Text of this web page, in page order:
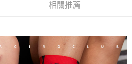
買商品或服務，並由商店將買賣／分期付款
約使用本公司帳單繳交帳款。
所需資料之確認、核對及更正。
下連結：
https://oppay.tw/userRule
需立刻繳費，但若您需要取消訂單，請聯絡
取消之訂單仍視為有效，需透過AFTEE先享
退款等相關疑問，請聯繫「AFTEE先享後付
support/home
上)免運費
上)免運費
相關推薦